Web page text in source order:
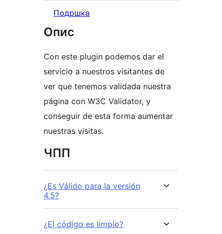
Подршка
Опис
Con este plugin podemos dar el
servicio a nuestros visitantes de
ver que tenemos validada nuestra
página con W3C Validator, y
conseguir de esta forma aumentar
nuestras visitas.
ЧПП
¿Es Válido para la versión
4.5?
¿El código es limpio?